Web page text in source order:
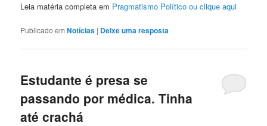
Leia matéria completa em Pragmatismo Político ou clique aqui
Publicado em Notícias | Deixe uma resposta
Estudante é presa se
passando por médica. Tinha
até crachá